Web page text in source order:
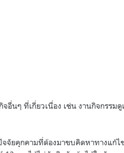
จอื่นๆ ที่เกี่ยวเนื่อง เช่น งานกิจกรร
จจัยคุกคามที่ต้องมาขบคิดหาทางแ